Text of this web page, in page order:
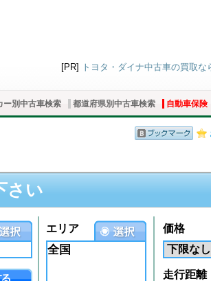
[PR] トヨタ・ダイナ中古車の買取な
ー別中古車検索 都道府県別中古車検索 自動車保険
さい
エリア
全国
価格
走行距離